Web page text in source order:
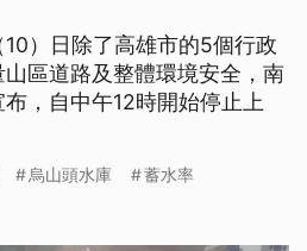
）日除了高雄市的5個行政
區道路及整體環境安全，南
，自中午12時開始停止上
烏山頭水庫 蓄水率